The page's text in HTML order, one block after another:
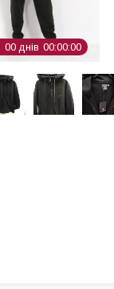
00 днів 00 00 00